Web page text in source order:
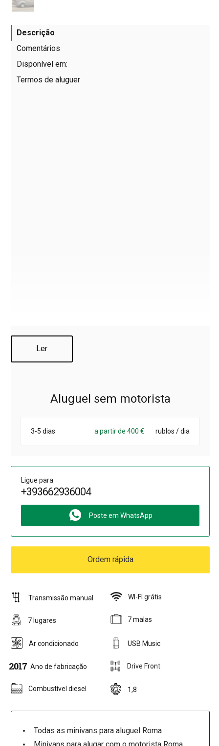
Descrição
Comentários
Disponível em:
Termos de aluguer
Ler
Aluguel sem motorista
3-5 dias a partir de 400 € rublos / dia
Ligue para
+393662936004
Poste em WhatsApp
Ordem rápida
Transmissão manual WI-FI grátis
7 lugares 7 malas
Ar condicionado USB Music
2017 Ano de fabricação Drive Front
Combustível diesel 1,8
Todas as minivans para aluguel Roma